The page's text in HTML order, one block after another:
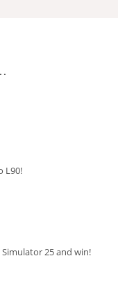
L90!
25 and win!